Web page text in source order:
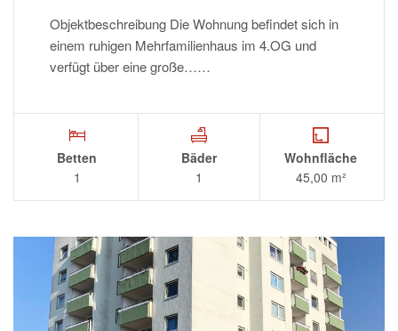
Objektbeschreibung Die Wohnung befindet sich in
einem ruhigen Mehrfamilienhaus im 4.OG und
verfügt über eine große……
Betten
1
Bäder
1
Wohnfläche
45,00 m²